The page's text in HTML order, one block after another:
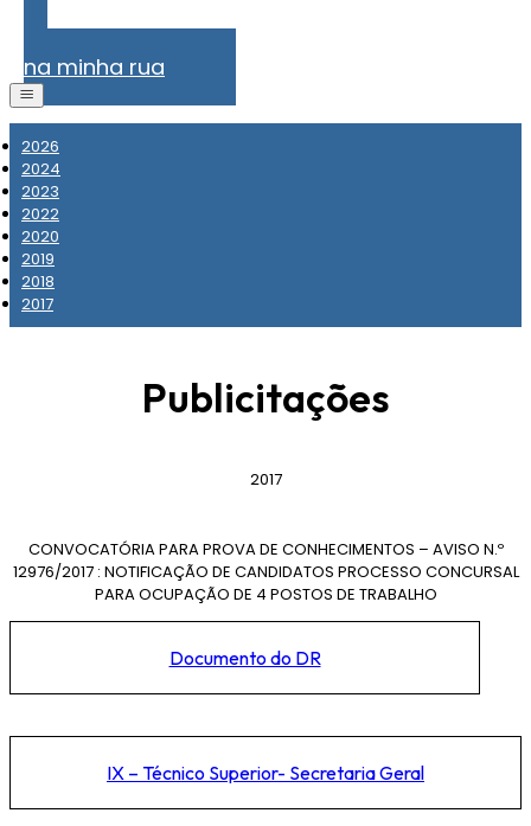
na minha rua
2026
2024
2023
2022
2020
2019
2018
2017
Publicitações
2017
CONVOCATÓRIA PARA PROVA DE CONHECIMENTOS – AVISO N.º
12976/2017 : NOTIFICAÇÃO DE CANDIDATOS PROCESSO CONCURSAL
PARA OCUPAÇÃO DE 4 POSTOS DE TRABALHO
Documento do DR
IX – Técnico Superior- Secretaria Geral